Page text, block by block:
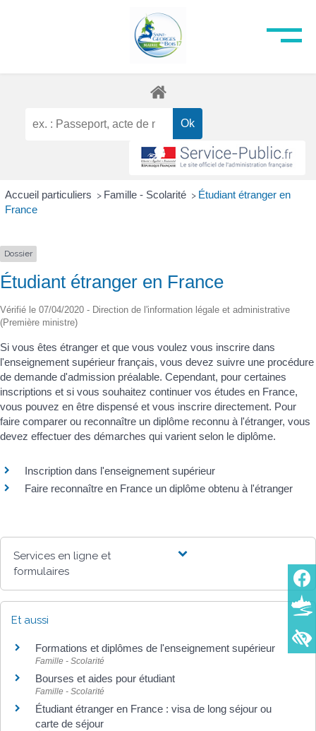
Accueil particuliers > Famille - Scolarité > Étudiant étranger en
France
Dossier
Étudiant étranger en France
Vérifié le 07/04/2020 - Direction de l'information légale et administrative
(Première ministre)
Si vous êtes étranger et que vous voulez vous inscrire dans
l'enseignement supérieur français, vous devez suivre une procédure
de demande d'admission préalable. Cependant, pour certaines
inscriptions et si vous souhaitez continuer vos études en France,
vous pouvez en être dispensé et vous inscrire directement. Pour
faire comparer ou reconnaître un diplôme reconnu à l'étranger, vous
devez effectuer des démarches qui varient selon le diplôme.
Inscription dans l'enseignement supérieur
Faire reconnaître en France un diplôme obtenu à l'étranger
Services en ligne et
formulaires
Et aussi
Formations et diplômes de l'enseignement supérieur
Famille - Scolarité
Bourses et aides pour étudiant
Famille - Scolarité
Étudiant étranger en France : visa de long séjour ou
carte de séjour